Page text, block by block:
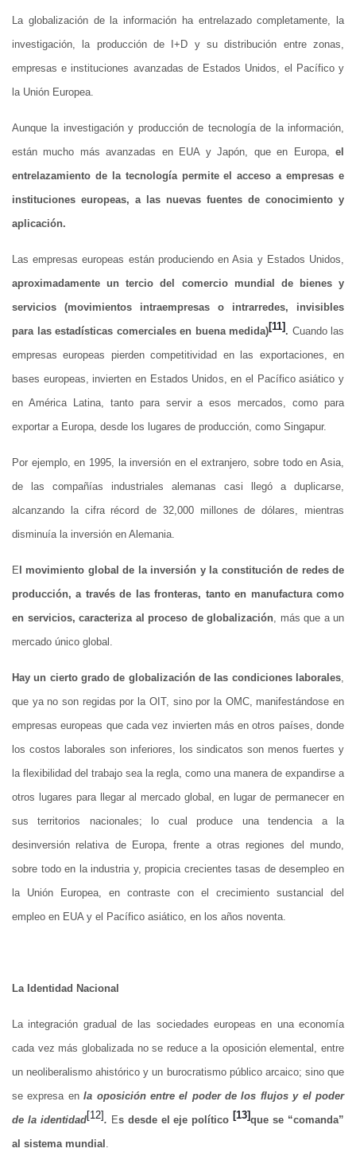
La globalización de la información ha entrelazado completamente, la
investigación, la producción de I+D y su distribución entre zonas,
empresas e instituciones avanzadas de Estados Unidos, el Pacífico y
la Unión Europea.
Aunque la investigación y producción de tecnología de la información,
están mucho más avanzadas en EUA y Japón, que en Europa, el
entrelazamiento de la tecnología permite el acceso a empresas e
instituciones europeas, a las nuevas fuentes de conocimiento y
aplicación.
Las empresas europeas están produciendo en Asia y Estados Unidos,
aproximadamente un tercio del comercio mundial de bienes y
servicios (movimientos intraempresas o intrarredes, invisibles
para las estadísticas comerciales en buena medida)[11] . Cuando las
empresas europeas pierden competitividad en las exportaciones, en
bases europeas, invierten en Estados Unidos, en el Pacífico asiático y
en América Latina, tanto para servir a esos mercados, como para
exportar a Europa, desde los lugares de producción, como Singapur.
Por ejemplo, en 1995, la inversión en el extranjero, sobre todo en Asia,
de las compañías industriales alemanas casi llegó a duplicarse,
alcanzando la cifra récord de 32,000 millones de dólares, mientras
disminuía la inversión en Alemania.
E l movimiento global de la inversión y la constitución de redes de
producción, a través de las fronteras, tanto en manufactura como
en servicios, caracteriza al proceso de globalización, más que a un
mercado único global.
Hay un cierto grado de globalización de las condiciones laborales,
que ya no son regidas por la OIT, sino por la OMC, manifestándose en
empresas europeas que cada vez invierten más en otros países, donde
los costos laborales son inferiores, los sindicatos son menos fuertes y
la flexibilidad del trabajo sea la regla, como una manera de expandirse a
otros lugares para llegar al mercado global, en lugar de permanecer en
sus territorios nacionales; lo cual produce una tendencia a la
desinversión relativa de Europa, frente a otras regiones del mundo,
sobre todo en la industria y, propicia crecientes tasas de desempleo en
la Unión Europea, en contraste con el crecimiento sustancial del
empleo en EUA y el Pacífico asiático, en los años noventa.
La Identidad Nacional
La integración gradual de las sociedades europeas en una economía
cada vez más globalizada no se reduce a la oposición elemental, entre
un neoliberalismo ahistórico y un burocratismo público arcaico; sino que
se expresa enla oposición entre el poder de los flujos y el poder
de la identidad[12]. Es desde el eje político[13]que se “comanda”
al sistema mundial .